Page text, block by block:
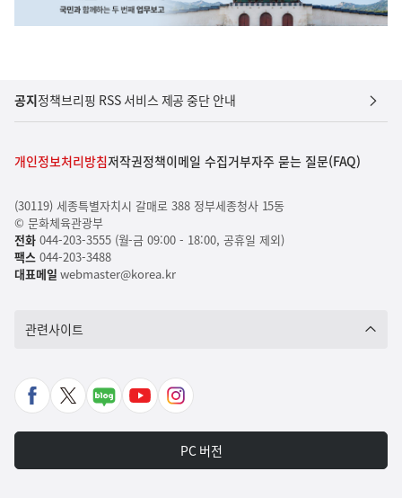
공지정책브리핑 RSS 서비스 제공 중단 안내
개인정보처리방침저작권정책이메일 수집거부자주 묻는 질문(FAQ)
(30119) 세종특별자치시 갈매로 388 정부세종청사 15동
© 문화체육관광부
전화044-203-3555 (월-금 09:00 - 18:00, 공휴일 제외)
팩스 044-203-3488
대표메일 webmaster@korea.kr
관련사이트
페
X
네
유
인
타
그
PC 버전